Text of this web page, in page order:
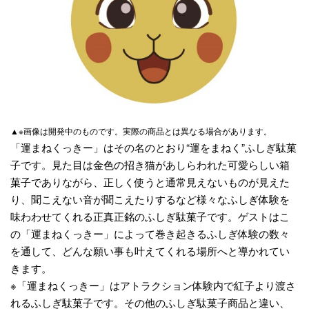
▲※画像は開発中のものです。実際の商品とは異なる場合があります。
「運まねくっきー」はその名のとおり“運をまねく”ふしぎ駄菓
子です。見た目は金色の招き猫があしらわれた可愛らしい箱
菓子でありながら、正しく使うと通常見えないものが見えた
り、聞こえない音が聞こえたりするなど様々なふしぎ体験を
味わわせてくれる正真正銘のふしぎ駄菓子です。ゲストはこ
の「運まねくっきー」によって巻き起きるふしぎ体験の数々
を通して、どんな願い事も叶えてくれる場所へと導かれてい
きます。
※「運まねくっきー」はアトラクション体験内で紅子より渡さ
れるふしぎ駄菓子です。その他のふしぎ駄菓子商品と違い、